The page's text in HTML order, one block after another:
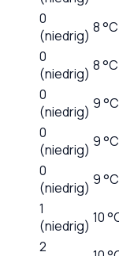
0
(niedrig) 8 °C
0
(niedrig) 8 °C
0
(niedrig) 9 °C
0
(niedrig) 9 °C
0
(niedrig) 9 °C
1
(niedrig) 10
2